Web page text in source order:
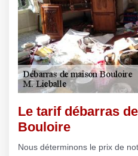
Le tarif débarras
Bouloire
Nous déterminons le prix de